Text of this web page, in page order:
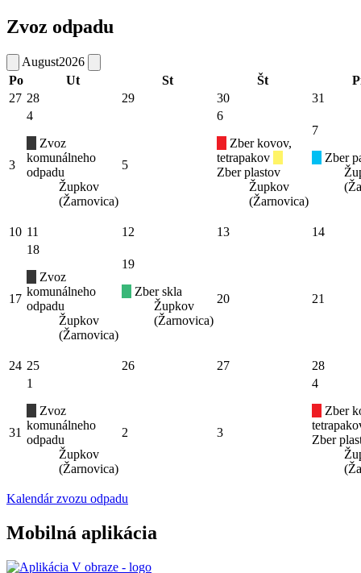
Zvoz odpadu
August2026
Po
Ut St Št
27 28 29 30 31
3
4
Zvoz
komunálneho
odpadu
Župkov
(Žarnovica)
5
6
Zber kovov,
tetrapakov
Zber plastov
Župkov
(Žarnovica)
7
Zber
10 11 12 13 14
17
18
Zvoz
komunálneho
odpadu
Župkov
(Žarnovica)
19
Zber skla
Župkov
(Žarnovica)
20 21
24 25 26 27 28
31
1
Zvoz
komunálneho
odpadu
Župkov
(Žarnovica)
2 3
4
Zber
Zber
Kalendár zvozu odpadu
Mobilná aplikácia